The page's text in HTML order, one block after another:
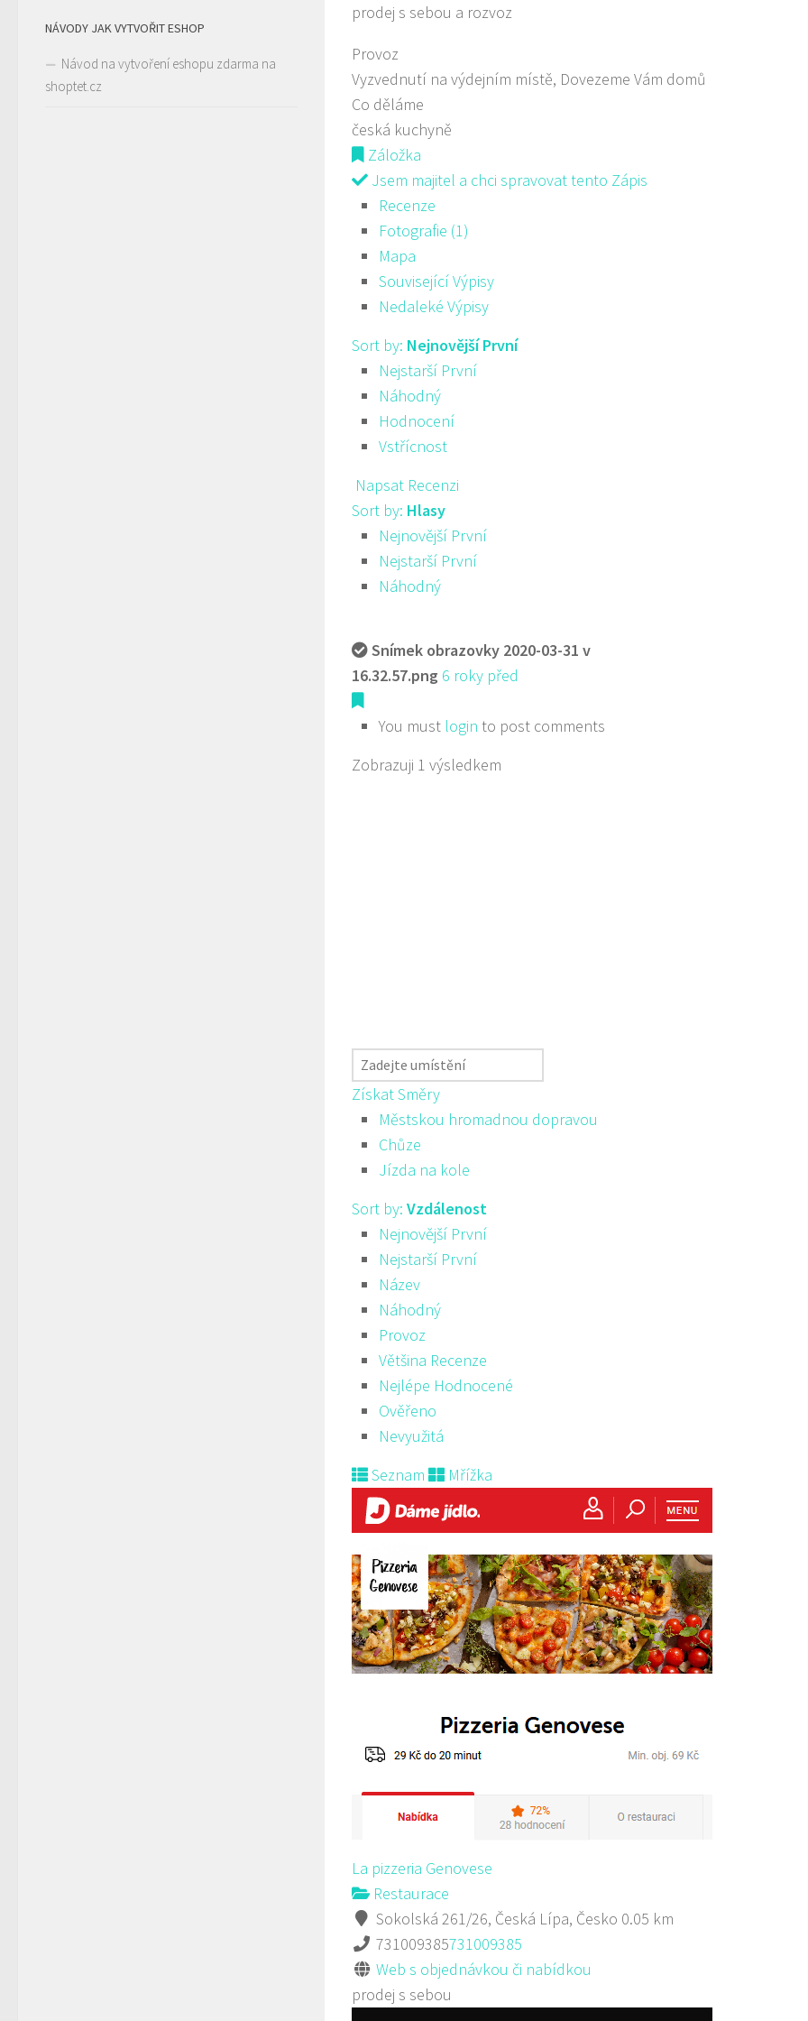
prodej s sebou a rozvoz
Provoz
Vyzvednutí na výdejním místě, Dovezeme Vám domů
Co děláme
česká kuchyně
Záložka
Jsem majitel a chci spravovat tento Zápis
Recenze
Fotografie (1)
Mapa
Související Výpisy
Nedaleké Výpisy
Sort by: Nejnovější První
Nejstarší První
Náhodný
Hodnocení
Vstřícnost
Napsat Recenzi
Sort by: Hlasy
Nejnovější První
Nejstarší První
Náhodný
Snímek obrazovky 2020-03-31 v
16.32.57.png 6 roky před
You must login to post comments
Zobrazuji 1 výsledkem
Získat Směry
Městskou hromadnou dopravou
Chůze
Jízda na kole
Sort by: Vzdálenost
Nejnovější První
Nejstarší První
Název
Náhodný
Provoz
Většina Recenze
Nejlépe Hodnocené
Ověřeno
Nevyužitá
Seznam
Mřížka
La pizzeria Genovese
Restaurace
Sokolská 261/26, Česká Lípa, Česko 0.05 km
731009385731009385
Web s objednávkou či nabídkou
prodej s sebou
NÁVODY JAK VYTVOŘIT ESHOP
Návod na vytvoření eshopu zdarma na
shoptet.cz